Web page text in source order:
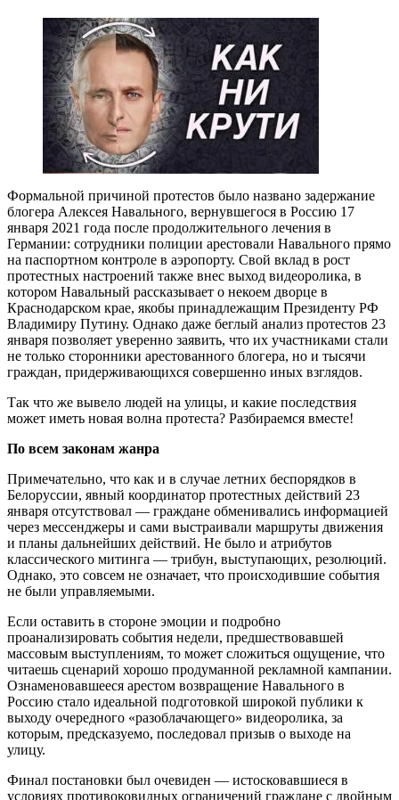
Формальной причиной протестов было названо задержание
блогера Алексея Навального, вернувшегося в Россию 17
января 2021 года после продолжительного лечения в
Германии: сотрудники полиции арестовали Навального прямо
на паспортном контроле в аэропорту. Свой вклад в рост
протестных настроений также внес выход видеоролика, в
котором Навальный рассказывает о некоем дворце в
Краснодарском крае, якобы принадлежащим Президенту РФ
Владимиру Путину. Однако даже беглый анализ протестов 23
января позволяет уверенно заявить, что их участниками стали
не только сторонники арестованного блогера, но и тысячи
граждан, придерживающихся совершенно иных взглядов.
Так что же вывело людей на улицы, и какие последствия
может иметь новая волна протеста? Разбираемся вместе!
По всем законам жанра
Примечательно, что как и в случае летних беспорядков в
Белоруссии, явный координатор протестных действий 23
января отсутствовал — граждане обменивались информацией
через мессенджеры и сами выстраивали маршруты движения
и планы дальнейших действий. Не было и атрибутов
классического митинга — трибун, выступающих, резолюций.
Однако, это совсем не означает, что происходившие события
не были управляемыми.
Если оставить в стороне эмоции и подробно
проанализировать события недели, предшествовавшей
массовым выступлениям, то может сложиться ощущение, что
читаешь сценарий хорошо продуманной рекламной кампании.
Ознаменовавшееся арестом возвращение Навального в
Россию стало идеальной подготовкой широкой публики к
выходу очередного «разоблачающего» видеоролика, за
которым, предсказуемо, последовал призыв о выходе на
улицу.
Финал постановки был очевиден — истосковавшиеся в
условиях противоковидных ограничений граждане с двойным